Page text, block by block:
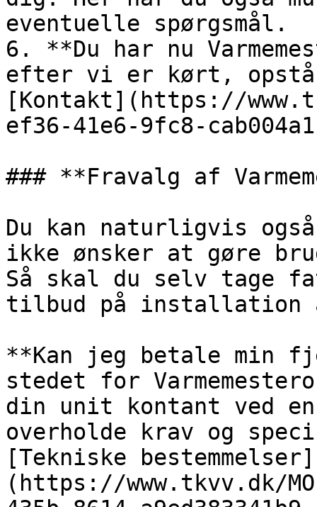
eventuelle spørgsmål.
6. **Du har nu
efter vi er kørt, opstå
[Kontakt](https://
ef36-41e6-9fc8-
### **Fravalg af
Du kan naturligvis
ikke ønsker at gøre
Så skal du selv tage
tilbud på installation
**Kan jeg betale min
stedet for
din unit kontant ved
overholde krav og
[Tekniske bestemmelser]
(https://www.tkvv.dk/